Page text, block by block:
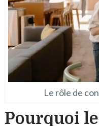
Le rôle de
Pourquoi